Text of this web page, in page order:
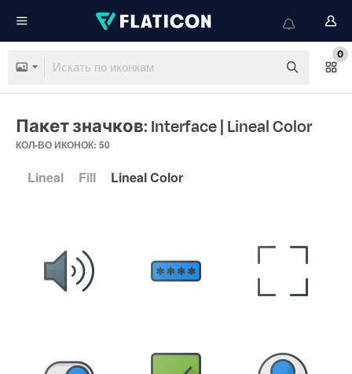
0
Пакет значков: Interface| Lineal Color
КОЛ-ВО ИКОНОК: 50
Lineal Fill Lineal Color